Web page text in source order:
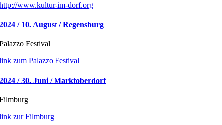
http://www.kultur-im-dorf.org
2024 / 10. August / Regensburg
Palazzo Festival
link zum Palazzo Festival
2024 / 30. Juni / Marktoberdorf
Filmburg
link zur Filmburg